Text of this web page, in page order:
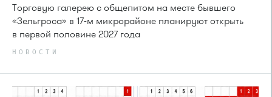
Торговую галерею с общепитом на месте бывшего
«Зельгроса» в 17-м микрорайоне планируют открыть
в первой половине 2027 года
НОВОСТИ